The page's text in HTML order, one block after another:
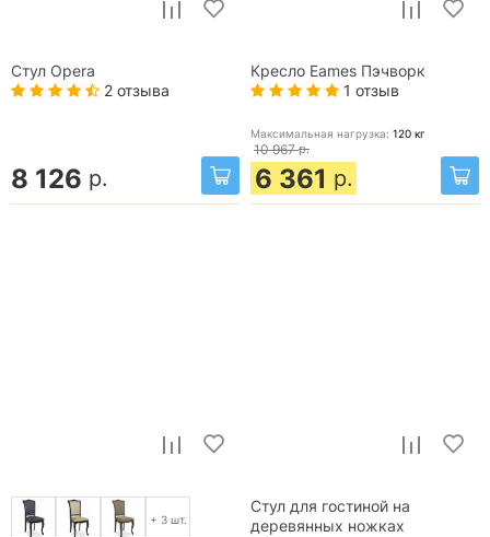
Стул Opera
2 отзыва
8 126 р.
Кресло Eames Пэчворк
1 отзыв
Максимальная нагрузка: 120 кг
10 967 р.
6 361 р.
+ 3 шт.
Стул для гостиной на
деревянных ножках